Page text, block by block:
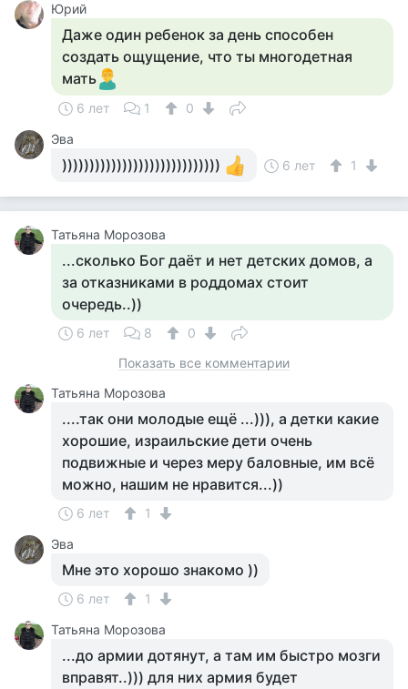
Юрий
Даже один ребенок за день способен
создать ощущение, что ты многодетная
мать
6 лет 1
0
Эва
))))))))))))))))))))))))))))) 6 лет 1
Татьяна Морозова
...сколько Бог даёт и нет детских домов, а
за отказниками в роддомах стоит
очередь..))
6 лет 8
0
Показать все комментарии
Татьяна Морозова
....так они молодые ещё ...))), а детки какие
хорошие, израильские дети очень
подвижные и через меру баловные, им всё
можно, нашим не нравится...))
6 лет
1
Эва
Мне это хорошо знакомо ))
6 лет
1
Татьяна Морозова
...до армии дотянут, а там им быстро мозги
вправят..))) для них армия будет